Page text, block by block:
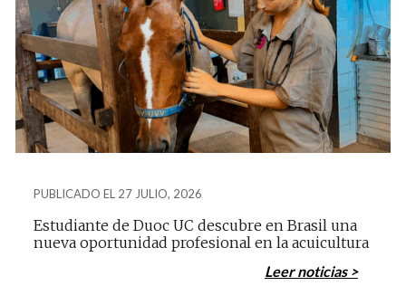
PUBLICADO EL 27 JULIO, 2026
Estudiante de Duoc UC descubre en Brasil una
nueva oportunidad profesional en la acuicultura
Leer noticias >